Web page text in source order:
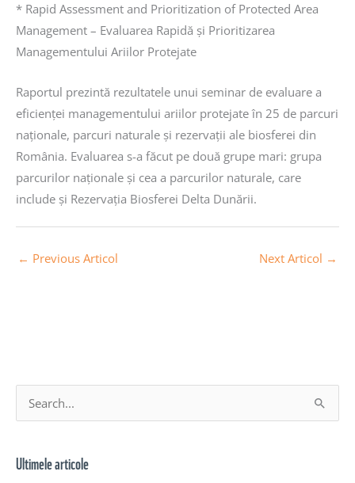
* Rapid Assessment and Prioritization of Protected Area
Management – Evaluarea Rapidă şi Prioritizarea
Managementului Ariilor Protejate
Raportul prezintă rezultatele unui seminar de evaluare a
eficienţei managementului ariilor protejate în 25 de parcuri
naţionale, parcuri naturale şi rezervaţii ale biosferei din
România. Evaluarea s-a făcut pe două grupe mari: grupa
parcurilor naţionale şi cea a parcurilor naturale, care
include şi Rezervaţia Biosferei Delta Dunării.
← Previous Articol Next Articol →
r
Ultimele articole
r
i